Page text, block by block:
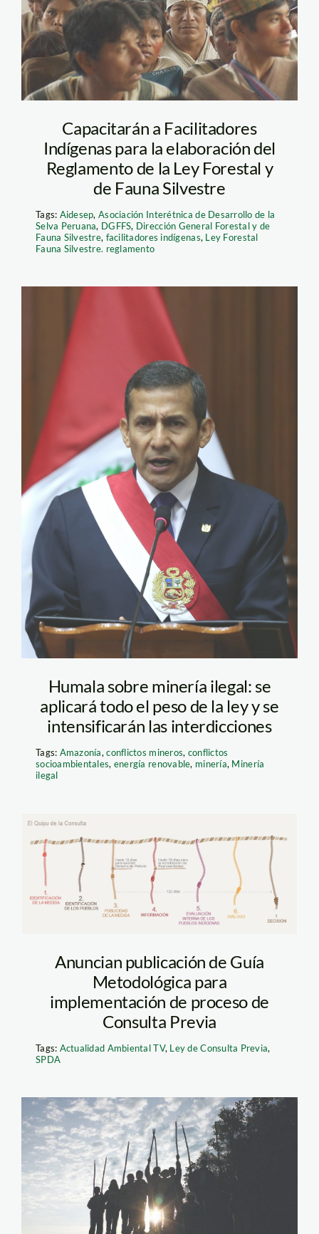
Capacitarán a Facilitadores
Indígenas para la elaboración del
Reglamento de la Ley Forestal y
de Fauna Silvestre
Tags: Aidesep,Asociación Interétnica de Desarrollo de la
Selva Peruana, DGFFS, Dirección General Forestal y de
Fauna Silvestre, facilitadores indígenas, Ley Forestal
Fauna Silvestre. reglamento
Humala_andina
Humala sobre minería ilegal: se
aplicará todo el peso de la ley y se
intensificarán las interdicciones
Tags: Amazonía,conflictos mineros, conflictos
socioambientales, energía renovable, minería, Minería
ilegal
quipu
Anuncian publicación de Guía
Metodológica para
implementación de proceso de
Consulta Previa
Tags: Actualidad Ambiental TV, Ley de Consulta Previa,
SPDA
La República